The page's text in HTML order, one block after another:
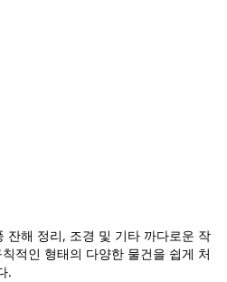
잔해 정리, 조경 및 기타 까다로운 작
적인 형태의 다양한 물건을 쉽게 처
.